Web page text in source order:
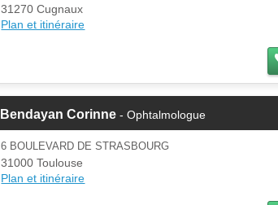
31270 Cugnaux
Plan et itinéraire
Bendayan Corinne - Ophtalmologue
6 BOULEVARD DE STRASBOURG
31000 Toulouse
Plan et itinéraire